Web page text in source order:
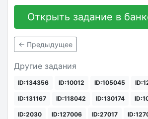
Открыть задание в
← Предыдущее
Другие задания
ID:134356 ID:10012 ID:105045
ID:131167 ID:118042 ID:130174
ID:2030 ID:127006 ID:27017